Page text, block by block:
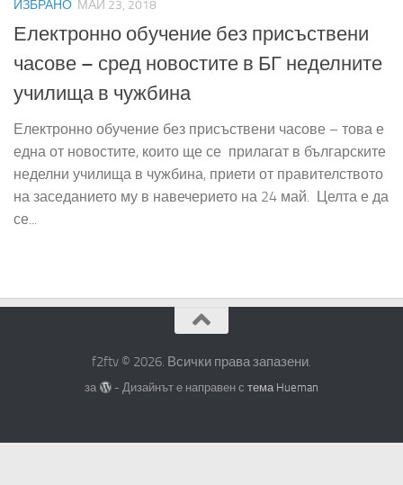
ИЗБРАНО МАЙ 23, 2018
Електронно обучение без присъствени
часове – сред новостите в БГ неделните
училища в чужбина
Електронно обучение без присъствени часове – това е
една от новостите, които ще се прилагат в българските
неделни училища в чужбина, приети от правителството
на заседанието му в навечерието на 24 май. Целта е да
се...
f2ftv © 2026. Всички права запазени.
за - Дизайнът е направен с тема Hueman